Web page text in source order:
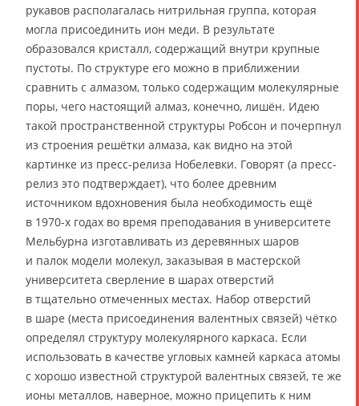
рукавов располагалась нитрильная группа, которая
могла присоединить ион меди. В результате
образовался кристалл, содержащий внутри крупные
пустоты. По структуре его можно в приближении
сравнить с алмазом, только содержащим молекулярные
поры, чего настоящий алмаз, конечно, лишён. Идею
такой пространственной структуры Робсон и почерпнул
из строения решётки алмаза, как видно на этой
картинке из пресс-релиза Нобелевки. Говорят (а пресс-
релиз это подтверждает), что более древним
источником вдохновения была необходимость ещё
в 1970-х годах во время преподавания в университете
Мельбурна изготавливать из деревянных шаров
и палок модели молекул, заказывая в мастерской
университета сверление в шарах отверстий
в тщательно отмеченных местах. Набор отверстий
в шаре (места присоединения валентных связей) чётко
определял структуру молекулярного каркаса. Если
использовать в качестве угловых камней каркаса атомы
с хорошо известной структурой валентных связей, те же
ионы металлов, наверное, можно прицепить к ним